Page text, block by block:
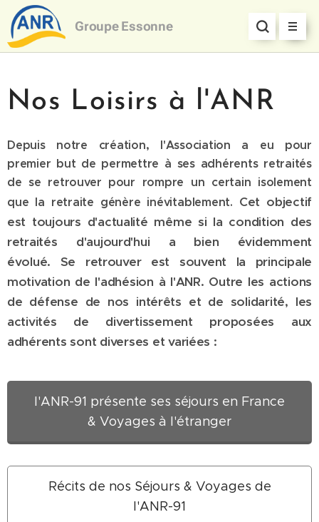
GroupeEssonne
Nos Loisirs à l'ANR
Depuis notre création, l'Association a eu pour
premier but de permettre à ses adhérents retraités
de se retrouver pour rompre un certain isolement
que la retraite génère inévitablement. Cet objectif
est toujours d'actualité même si la condition des
retraités d'aujourd'hui a bien évidemment
évolué. Se retrouver est souvent la principale
motivation de l'adhésion à l'ANR. Outre les actions
de défense de nos intérêts et de solidarité, les
activités de divertissement proposées aux
adhérents sont diverses et variées :
l'ANR-91 présente ses séjours en France
& Voyages à l'étranger
Récits de nos Séjours & Voyages de
l'ANR-91